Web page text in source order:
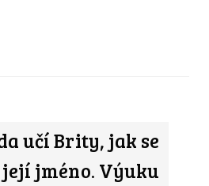
učí Brity, jak se
jméno. Výuku